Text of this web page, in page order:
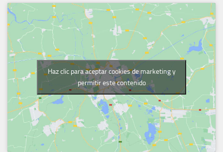
Haz clic para aceptar cookies de marketing y
permitir este contenido